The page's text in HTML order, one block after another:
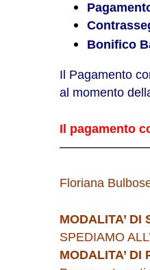
Bonifico
Il Pagamento
al momento
Il pagamento
Floriana
MODALITA’ DI
SPEDIAMO
MODALITA’ DI